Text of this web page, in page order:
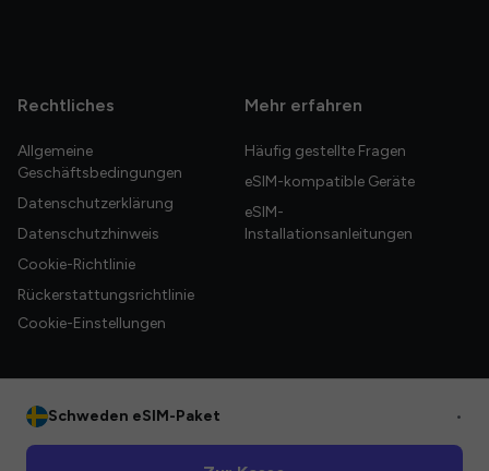
Rechtliches
Allgemeine
Geschäftsbedingungen
Datenschutzerklärung
Datenschutzhinweis
Cookie-Richtlinie
Rückerstattungsrichtlinie
Cookie-Einstellungen
Mehr erfahren
Häufig gestellte Fragen
eSIM-kompatible Geräte
eSIM-
Installationsanleitungen
Schweden eSIM-Paket •